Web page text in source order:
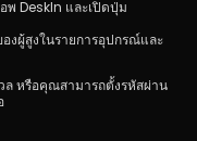
พ DeskIn และเปิดปุ่ม
ผู้สูงในรายการอุปกรณ์และ
หรือคุณสามารถตั้งรหัสผ่าน